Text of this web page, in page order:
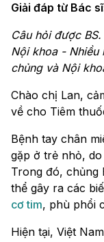
Giải đáp từ Bác
Câu hỏi được
Nội khoa - Nhiều
chủng và Nội
Chào chị Lan,
về cho Tiêm
Bệnh tay chân
gặp ở trẻ nhỏ,
Trong đó, chủng
thể gây ra các
cơ tim, phù phổi
Hiện tại, Việt